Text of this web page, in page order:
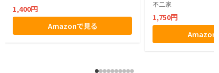
1,400円
Amazonで見る
不二家
1,750円
Amazon